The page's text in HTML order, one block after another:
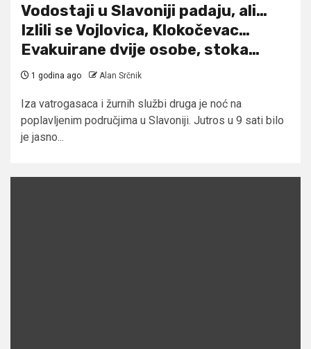
Vodostaji u Slavoniji padaju, ali…
Izlili se Vojlovica, Klokočevac…
Evakuirane dvije osobe, stoka…
1 godina ago Alan Srčnik
Iza vatrogasaca i žurnih službi druga je noć na
poplavljenim područjima u Slavoniji. Jutros u 9 sati bilo
je jasno...